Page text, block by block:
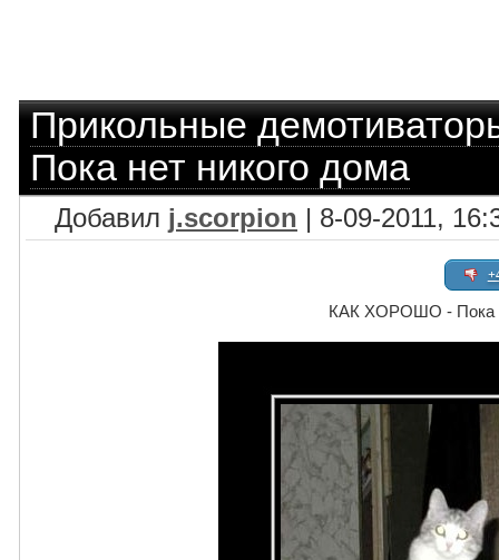
Прикольные
Пока нет никого дома
Добавил j.scorpion | 8-09-2011,
КАК ХОРОШО - Пока